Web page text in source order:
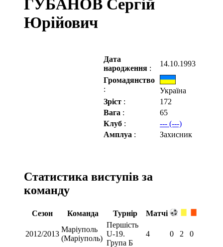
ГУБАНОВ Сергій
Юрійович
Дата
народження :
14.10.1993
Громадянство
:
Україна
Зріст :
172
Вага :
65
Клуб :
--- (---)
Амплуа : Захисник
Статистика виступів за
команду
Сезон Команда Турнір Матчі
2012/2013
Маріуполь
(Маріуполь)
Першість
U-19.
Група Б
4 0 2 0